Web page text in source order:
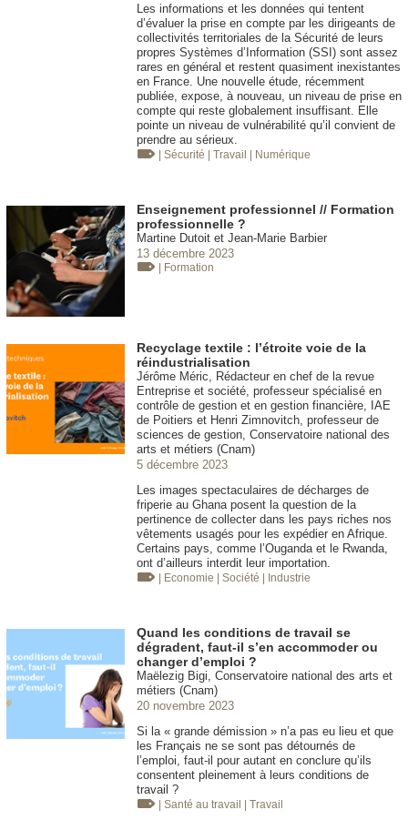
Les informations et les données qui tentent
d’évaluer la prise en compte par les dirigeants de
collectivités territoriales de la Sécurité de leurs
propres Systèmes d’Information (SSI) sont assez
rares en général et restent quasiment inexistantes
en France. Une nouvelle étude, récemment
publiée, expose, à nouveau, un niveau de prise en
compte qui reste globalement insuffisant. Elle
pointe un niveau de vulnérabilité qu’il convient de
prendre au sérieux.
| Sécurité | Travail | Numérique
Enseignement professionnel // Formation
professionnelle ?
Martine Dutoit et Jean-Marie Barbier
13 décembre 2023
| Formation
Recyclage textile : l’étroite voie de la
réindustrialisation
Jérôme Méric, Rédacteur en chef de la revue
Entreprise et société, professeur spécialisé en
contrôle de gestion et en gestion financière, IAE
de Poitiers et Henri Zimnovitch, professeur de
sciences de gestion, Conservatoire national des
arts et métiers (Cnam)
5 décembre 2023
Les images spectaculaires de décharges de
friperie au Ghana posent la question de la
pertinence de collecter dans les pays riches nos
vêtements usagés pour les expédier en Afrique.
Certains pays, comme l’Ouganda et le Rwanda,
ont d’ailleurs interdit leur importation.
| Economie | Société | Industrie
Quand les conditions de travail se
dégradent, faut-il s’en accommoder ou
changer d’emploi ?
Maëlezig Bigi, Conservatoire national des arts et
métiers (Cnam)
20 novembre 2023
Si la « grande démission » n’a pas eu lieu et que
les Français ne se sont pas détournés de
l’emploi, faut-il pour autant en conclure qu’ils
consentent pleinement à leurs conditions de
travail ?
| Santé au travail | Travail